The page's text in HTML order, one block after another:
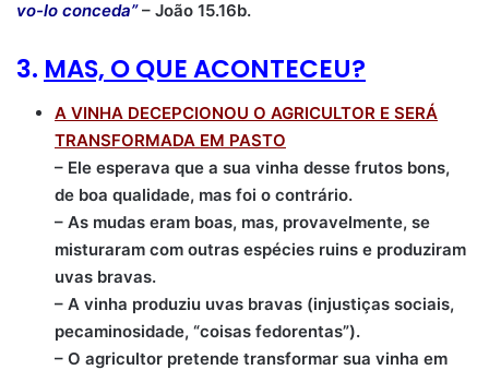
vo-lo conceda”– João 15.16b.
3. MAS, O QUE ACONTECEU?
A VINHA DECEPCIONOU O AGRICULTOR E SERÁ
TRANSFORMADA EM PASTO
– Ele esperava que a sua vinha desse frutos bons,
de boa qualidade, mas foi o contrário.
– As mudas eram boas, mas, provavelmente, se
misturaram com outras espécies ruins e produziram
uvas bravas.
– A vinha produziu uvas bravas (injustiças sociais,
pecaminosidade, “coisas fedorentas”).
– O agricultor pretende transformar sua vinha em